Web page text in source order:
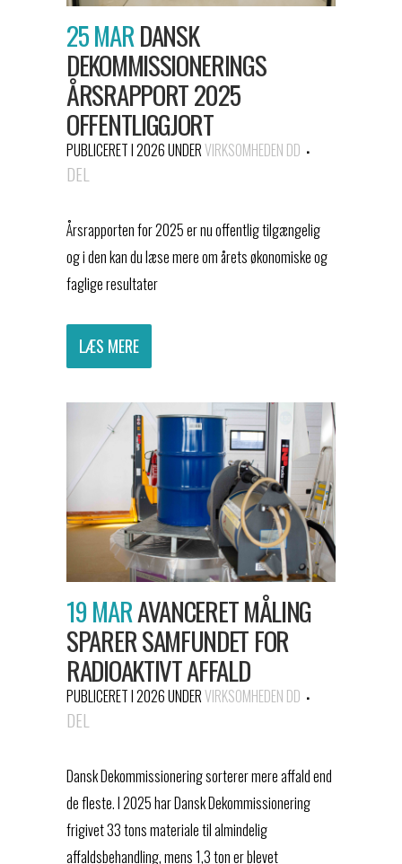
25 MARDANSK
DEKOMMISSIONERINGS
ÅRSRAPPORT 2025
OFFENTLIGGJORT
PUBLICERET I 2026UNDERVIRKSOMHEDEN DD
DEL
Årsrapporten for 2025 er nu offentlig tilgængelig
og i den kan du læse mere om årets økonomiske og
faglige resultater
LÆS MERE
19 MARAVANCERET MÅLING
SPARER SAMFUNDET FOR
RADIOAKTIVT AFFALD
PUBLICERET I 2026UNDERVIRKSOMHEDEN DD
DEL
Dansk Dekommissionering sorterer mere affald end
de fleste. I 2025 har Dansk Dekommissionering
frigivet 33 tons materiale til almindelig
affaldsbehandling, mens 1,3 ton er blevet